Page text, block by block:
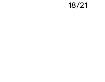
18/21